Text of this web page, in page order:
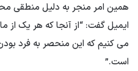
همین امر منجر به دلیل منطقی
ایمیل گفت: “از آنجا که هر یک از
می کنیم که این منحصر به فرد
است.”